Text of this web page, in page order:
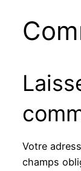
Votre
champs